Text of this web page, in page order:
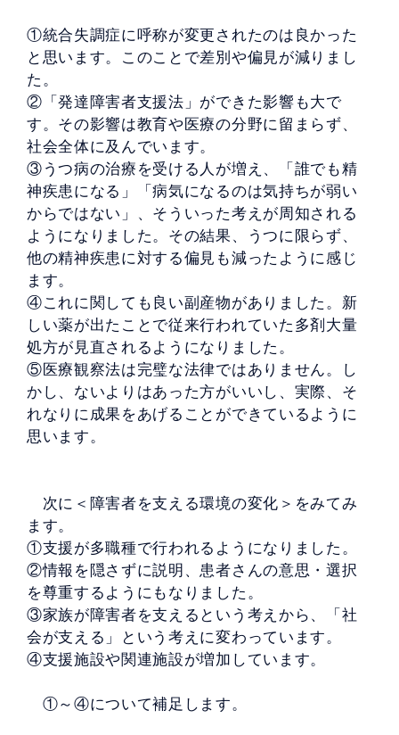
①統合失調症に呼称が変更されたのは良かった
と思います。このことで差別や偏見が減りまし
た。
②「発達障害者支援法」ができた影響も大で
す。その影響は教育や医療の分野に留まらず、
社会全体に及んでいます。
③うつ病の治療を受ける人が増え、「誰でも精
神疾患になる」「病気になるのは気持ちが弱い
からではない」、そういった考えが周知される
ようになりました。その結果、うつに限らず、
他の精神疾患に対する偏見も減ったように感じ
ます。
④これに関しても良い副産物がありました。新
しい薬が出たことで従来行われていた多剤大量
処方が見直されるようになりました。
⑤医療観察法は完璧な法律ではありません。し
かし、ないよりはあった方がいいし、実際、そ
れなりに成果をあげることができているように
思います。
次に＜障害者を支える環境の変化＞をみてみ
ます。
①支援が多職種で行われるようになりました。
②情報を隠さずに説明、患者さんの意思・選択
を尊重するようにもなりました。
③家族が障害者を支えるという考えから、「社
会が支える」という考えに変わっています。
④支援施設や関連施設が増加しています。
①～④について補足します。